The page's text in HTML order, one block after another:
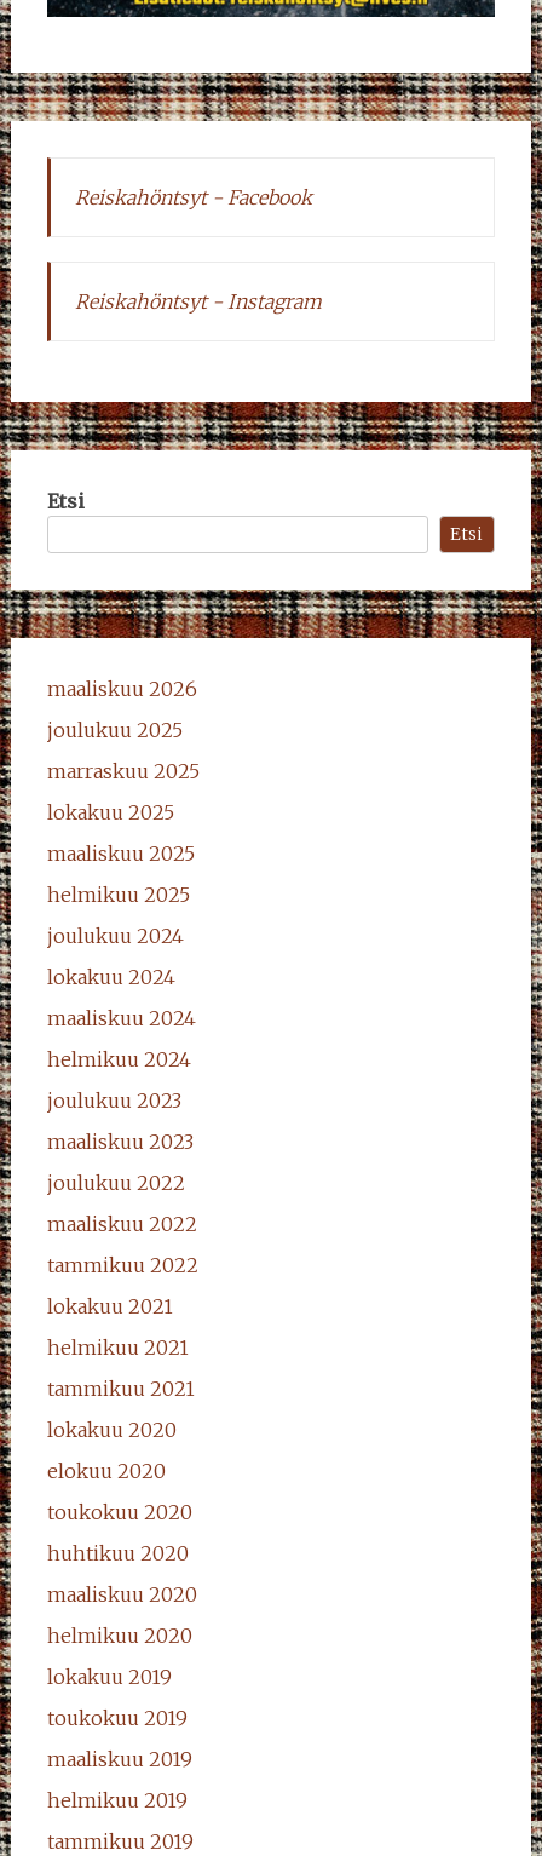
Reiskahöntsyt - Facebook
Reiskahöntsyt - Instagram
Etsi
Etsi
maaliskuu 2026
joulukuu 2025
marraskuu 2025
lokakuu 2025
maaliskuu 2025
helmikuu 2025
joulukuu 2024
lokakuu 2024
maaliskuu 2024
helmikuu 2024
joulukuu 2023
maaliskuu 2023
joulukuu 2022
maaliskuu 2022
tammikuu 2022
lokakuu 2021
helmikuu 2021
tammikuu 2021
lokakuu 2020
elokuu 2020
toukokuu 2020
huhtikuu 2020
maaliskuu 2020
helmikuu 2020
lokakuu 2019
toukokuu 2019
maaliskuu 2019
helmikuu 2019
tammikuu 2019